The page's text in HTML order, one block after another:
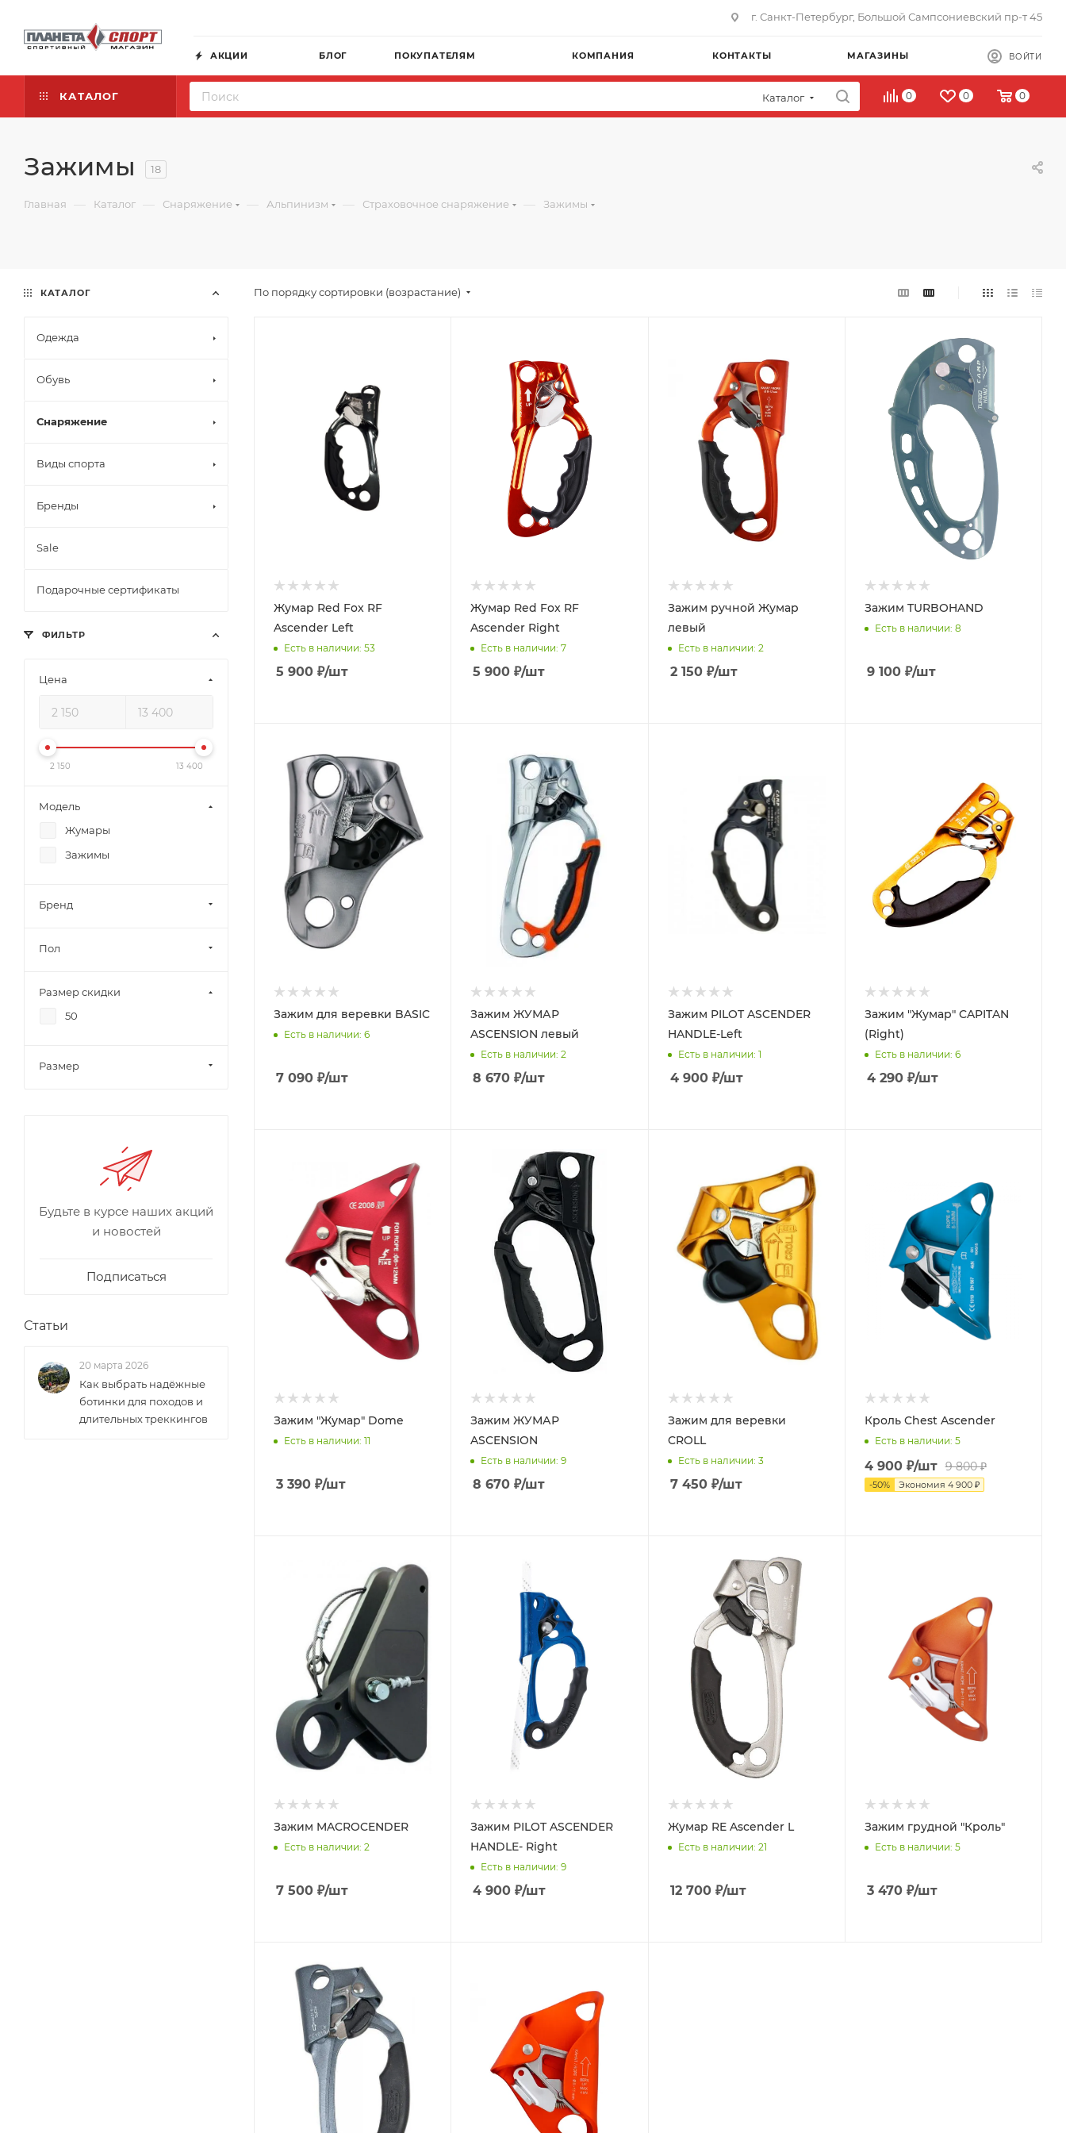
г. Санкт-Петербург, Большой Сампсониевский пр-т 45
АКЦИИ БЛОГ ПОКУПАТЕЛЯМ КОМПАНИЯ КОНТАКТЫ МАГАЗИНЫ ВОЙТИ
КАТАЛОГ Каталог 0 0 0
Зажимы 18
Главная — Каталог — Снаряжение — Альпинизм — Страховочное снаряжение — Зажимы
По порядку сортировки (возрастание)
Жумар Red Fox RF
Ascender Left
Есть в наличии: 53
5 900 ₽/шт
Жумар Red Fox RF
Ascender Right
Есть в наличии: 7
5 900 ₽/шт
Зажим ручной Жумар
левый
Есть в наличии: 2
2 150₽/шт
Зажим TURBOHAND
Есть в наличии: 8
9 100₽/шт
Зажим для веревки BASIC
Есть в наличии: 6
7 090 ₽/шт
Зажим ЖУМАР
ASCENSION левый
Есть в наличии: 2
8 670 ₽/шт
Зажим PILOT ASCENDER
HANDLE-Left
Есть в наличии: 1
4 900₽/шт
Зажим "Жумар" CAPITAN
(Right)
Есть в наличии: 6
4 290₽/шт
Зажим "Жумар" Dome
Есть в наличии: 11
3 390 ₽/шт
Зажим ЖУМАР
ASCENSION
Есть в наличии: 9
8 670 ₽/шт
Зажим для веревки
CROLL
Есть в наличии: 3
7 450₽/шт
Кроль Chest Ascender
Есть в наличии: 5
4 900₽/шт 9 800₽
-50% Экономия 4 900₽
Зажим MACROCENDER
Есть в наличии: 2
7 500 ₽/шт
Зажим PILOT ASCENDER
HANDLE- Right
Есть в наличии: 9
4 900 ₽/шт
Жумар RE Ascender L
Есть в наличии: 21
12 700₽/шт
Зажим грудной "Кроль"
Есть в наличии: 5
3 470₽/шт
КАТАЛОГ
Одежда
Обувь
Снаряжение
Виды спорта
Бренды
Sale
Подарочные сертификаты
ФИЛЬТР
Цена
2 150 13 400
Модель
Жумары
Зажимы
Бренд
Пол
Размер скидки
50
Размер
Будьте в курсе наших акций
и новостей
Подписаться
Статьи
20 марта 2026
Как выбрать надёжные
ботинки для походов и
длительных треккингов